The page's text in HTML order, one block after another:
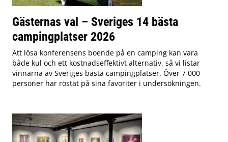
Gästernas val – Sveriges 14 bästa
campingplatser 2026
Att lösa konferensens boende på en camping kan vara
både kul och ett kostnadseffektivt alternativ, så vi listar
vinnarna av Sveriges bästa campingplatser. Över 7 000
personer har röstat på sina favoriter i undersökningen.